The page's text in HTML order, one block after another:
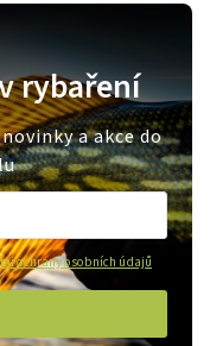
rybaření
a akce do
ochrany osobních údajů